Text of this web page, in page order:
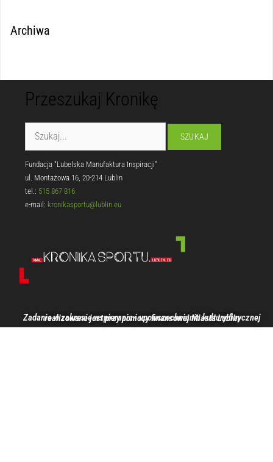
Archiwa
Przeszukaj Kronikę
Fundacja "Lubelska Manufaktura Inspiracji"
ul. Montażowa 16, 20-214 Lublin
tel.: 515 867 816
e-mail: kronikasportu@lublin.eu
Zadanie w zakresie wspierania i upowszechniania kultury fizycznej realizowane jest przy pomocy finansowej Miasta Lublin